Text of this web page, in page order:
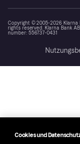
Copyright © 2005-2026 Klarna
rights reserved. Klarna Bank
number: 556737-0431
Cookies und